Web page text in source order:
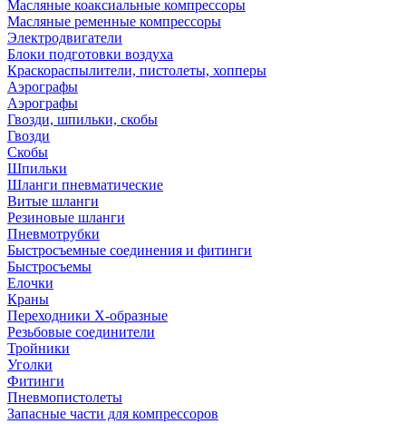
Масляные коаксиальные компрессоры
Масляные ременные компрессоры
Электродвигатели
Блоки подготовки воздуха
Краскораспылители, пистолеты, хопперы
Аэрографы
Аэрографы
Гвозди, шпильки, скобы
Гвозди
Скобы
Шпильки
Шланги пневматические
Витые шланги
Резиновые шланги
Пневмотрубки
Быстросъемные соединения и фитинги
Быстросъемы
Елочки
Краны
Переходники Х-образные
Резьбовые соединители
Тройники
Уголки
Фитинги
Пневмопистолеты
Запасные части для компрессоров